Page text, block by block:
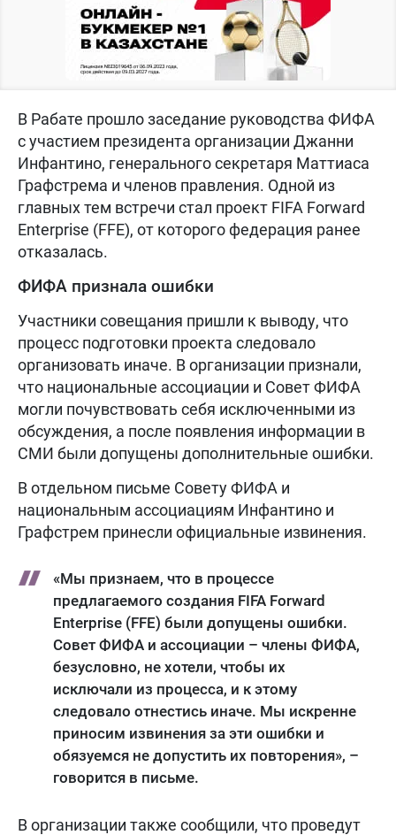
В Рабате прошло заседание руководства ФИФА
с участием президента организации Джанни
Инфантино, генерального секретаря Маттиаса
Графстрема и членов правления. Одной из
главных тем встречи стал проект FIFA Forward
Enterprise (FFE), от которого федерация ранее
отказалась.
ФИФА признала ошибки
Участники совещания пришли к выводу, что
процесс подготовки проекта следовало
организовать иначе. В организации признали,
что национальные ассоциации и Совет ФИФА
могли почувствовать себя исключенными из
обсуждения, а после появления информации в
СМИ были допущены дополнительные ошибки.
В отдельном письме Совету ФИФА и
национальным ассоциациям Инфантино и
Графстрем принесли официальные извинения.
«Мы признаем, что в процессе
предлагаемого создания FIFA Forward
Enterprise (FFE) были допущены ошибки.
Совет ФИФА и ассоциации – члены ФИФА,
безусловно, не хотели, чтобы их
исключали из процесса, и к этому
следовало отнестись иначе. Мы искренне
приносим извинения за эти ошибки и
обязуемся не допустить их повторения», –
говорится в письме.
В организации также сообщили, что проведут